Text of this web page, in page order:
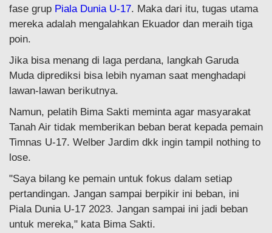
fase grup Piala Dunia U-17. Maka dari itu, tugas utama
mereka adalah mengalahkan Ekuador dan meraih tiga
poin.
Jika bisa menang di laga perdana, langkah Garuda
Muda diprediksi bisa lebih nyaman saat menghadapi
lawan-lawan berikutnya.
Namun, pelatih Bima Sakti meminta agar masyarakat
Tanah Air tidak memberikan beban berat kepada pemain
Timnas U-17. Welber Jardim dkk ingin tampil nothing to
lose.
"Saya bilang ke pemain untuk fokus dalam setiap
pertandingan. Jangan sampai berpikir ini beban, ini
Piala Dunia U-17 2023. Jangan sampai ini jadi beban
untuk mereka," kata Bima Sakti.